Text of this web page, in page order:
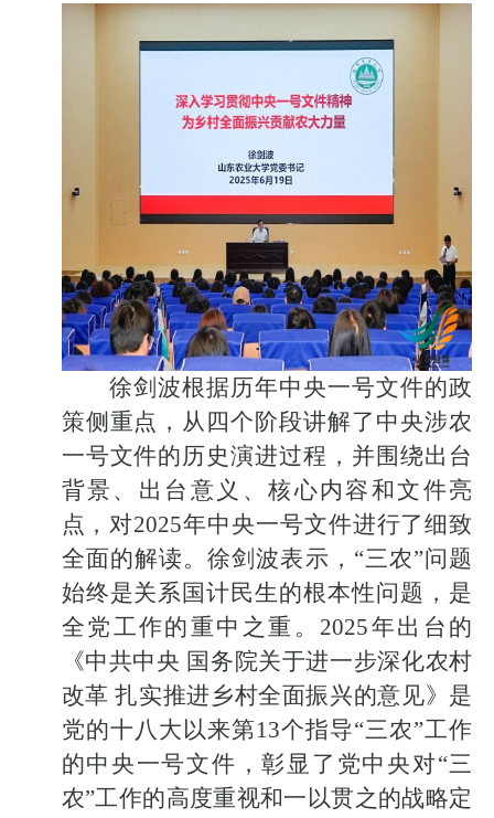
徐剑波根据历年中央一号文件的政
策侧重点，从四个阶段讲解了中央涉农
一号文件的历史演进过程，并围绕出台
背景、出台意义、核心内容和文件亮
点，对2025年中央一号文件进行了细致
全面的解读。徐剑波表示，“三农”问题
始终是关系国计民生的根本性问题，是
全党工作的重中之重。2025年出台的
《中共中央 国务院关于进一步深化农村
改革 扎实推进乡村全面振兴的意见》是
党的十八大以来第13个指导“三农”工作
的中央一号文件，彰显了党中央对“三
农”工作的高度重视和一以贯之的战略定